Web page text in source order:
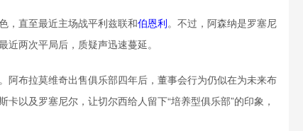
，直至最近主场战平利兹联和伯恩利。不过，阿森纳是罗塞尼
两次平局后，质疑声迅速蔓延。
布拉莫维奇出售俱乐部四年后，董事会行为仍似在为未来布
斯卡以及罗塞尼尔，让切尔西给人留下“培养型俱乐部”的印象，